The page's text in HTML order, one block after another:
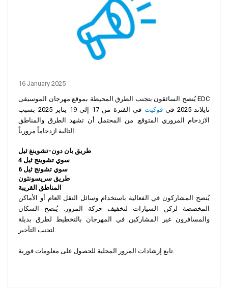
16 January 2025
يُنصح السائقون بتجنب الطرق المحيطة بموقع مهرجان الموسيقى EDC
تايلاند 2025 في
فوكيت
في الفترة من 17 إلى 19 يناير 2025 بسبب
الازدحام المروري المتوقع. من المحتمل أن تشهد الطرق والمناطق
التالية ازدحاماً مرورياً:
طريق بان دون-تشوينغ ثيل
سوي تشوينج ثيل 4
سوي تشونج ثيل 6
طريق سريسونثون
المناطق القريبة
يُنصح المشاركون في الفعالية باستخدام وسائل النقل العام أو الأماكن
المخصصة لركن السيارات لتخفيف حركة المرور. يُنصح السكان
والمسافرون غير المشاركين في المهرجان بالتخطيط لطرق بديلة